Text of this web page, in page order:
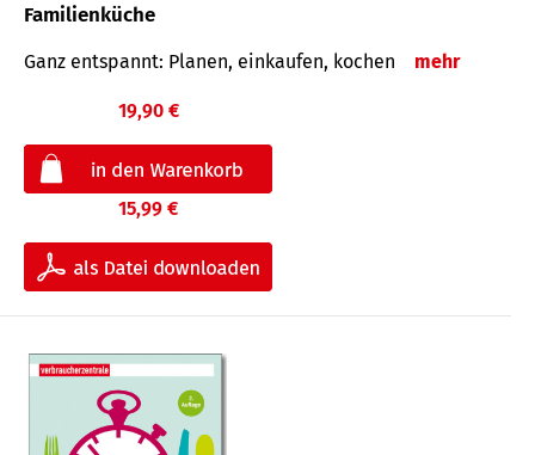
Familienküche
Ganz entspannt: Planen, einkaufen, kochen mehr
19,90 €
15,99 €